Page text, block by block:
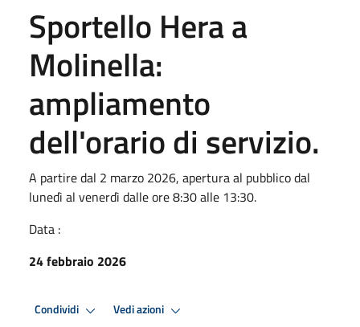
Sportello Hera a
Molinella:
ampliamento
dell'orario di servizio.
A partire dal 2 marzo 2026, apertura al pubblico dal
lunedì al venerdì dalle ore 8:30 alle 13:30.
Data :
24 febbraio 2026
Condividi Vedi azioni